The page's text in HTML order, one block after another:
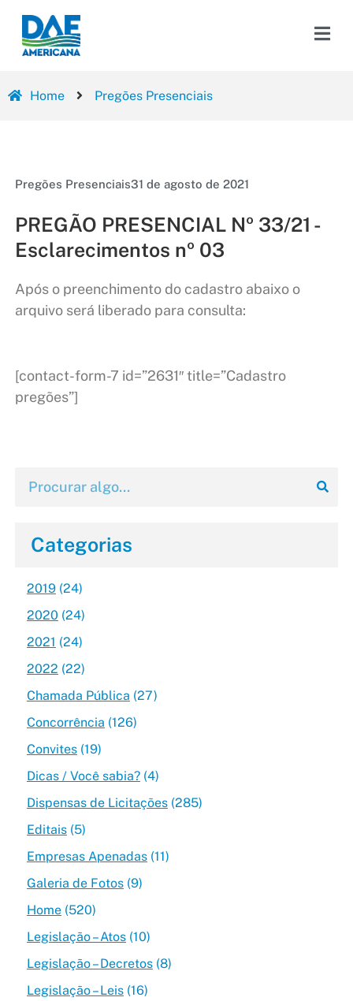
Home Pregões Presenciais
Pregões Presenciais31 de agosto de 2021
PREGÃO PRESENCIAL Nº 33/21 -
Esclarecimentos nº 03
Após o preenchimento do cadastro abaixo o
arquivo será liberado para consulta:
[contact-form-7 id=”2631″ title=”Cadastro
pregões”]
Categorias
2019(24)
2020 (24)
2021 (24)
2022 (22)
Chamada Pública (27)
Concorrência (126)
Convites(19)
Dicas / Você sabia?(4)
Dispensas de Licitações(285)
Editais(5)
Empresas Apenadas(11)
Galeria de Fotos(9)
Home(520)
Legislação – Atos(10)
Legislação – Decretos(8)
Legislação – Leis(16)